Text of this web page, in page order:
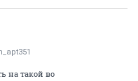
на такой во